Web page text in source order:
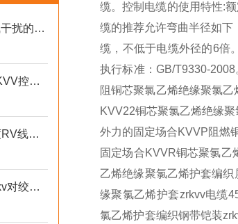
控制电缆投入运行后,引起电气干扰的主要原因有
软芯直流400V编织屏蔽ZRA-KVV控制电缆
控制电缆KVVPR22高温270度RV线绞合
控制电缆KVV22PR额外0.6/1kv对绞对屏
缆。控制电缆的使用特性:
缆的推荐允许弯曲半径如
缆，不低于电缆外径的6倍
执行标准：GB/T9330-
阻铜芯聚氯乙烯绝缘聚氯
KVV22铜芯聚氯乙烯绝缘
外力的固定场合KVVP阻燃
固定场合KVVR铜芯聚氯乙
乙烯绝缘聚氯乙烯护套编
缘聚氯乙烯护套zrkvv电缆
氯乙烯护套编织钢带铠装